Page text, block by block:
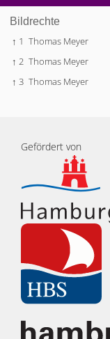
Bildrechte
↑ 1 Thomas Meyer
↑ 2 Thomas Meyer
↑ 3 Thomas Meyer
Gefördert von